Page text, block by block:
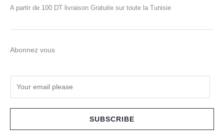
A partir de 100 DT livraison Gratuite sur toute la Tunisie
Abonnez vous
SUBSCRIBE